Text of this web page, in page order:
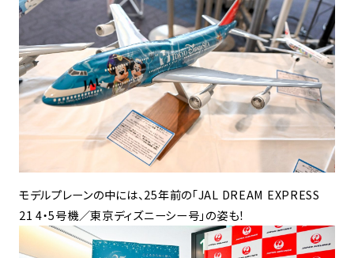
モデルプレーンの中には、25年前の「JAL DREAM EXPRESS
21 4・5号機／東京ディズニーシー号」の姿も！